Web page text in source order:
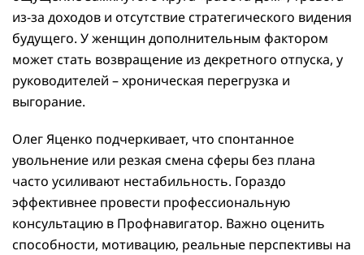
из-за доходов и отсутствие стратегического видения
будущего. У женщин дополнительным фактором
может стать возвращение из декретного отпуска, у
руководителей – хроническая перегрузка и
выгорание.
Олег Яценко подчеркивает, что спонтанное
увольнение или резкая смена сферы без плана
часто усиливают нестабильность. Гораздо
эффективнее провести профессиональную
консультацию в Профнавигатор. Важно оценить
способности, мотивацию, реальные перспективы на